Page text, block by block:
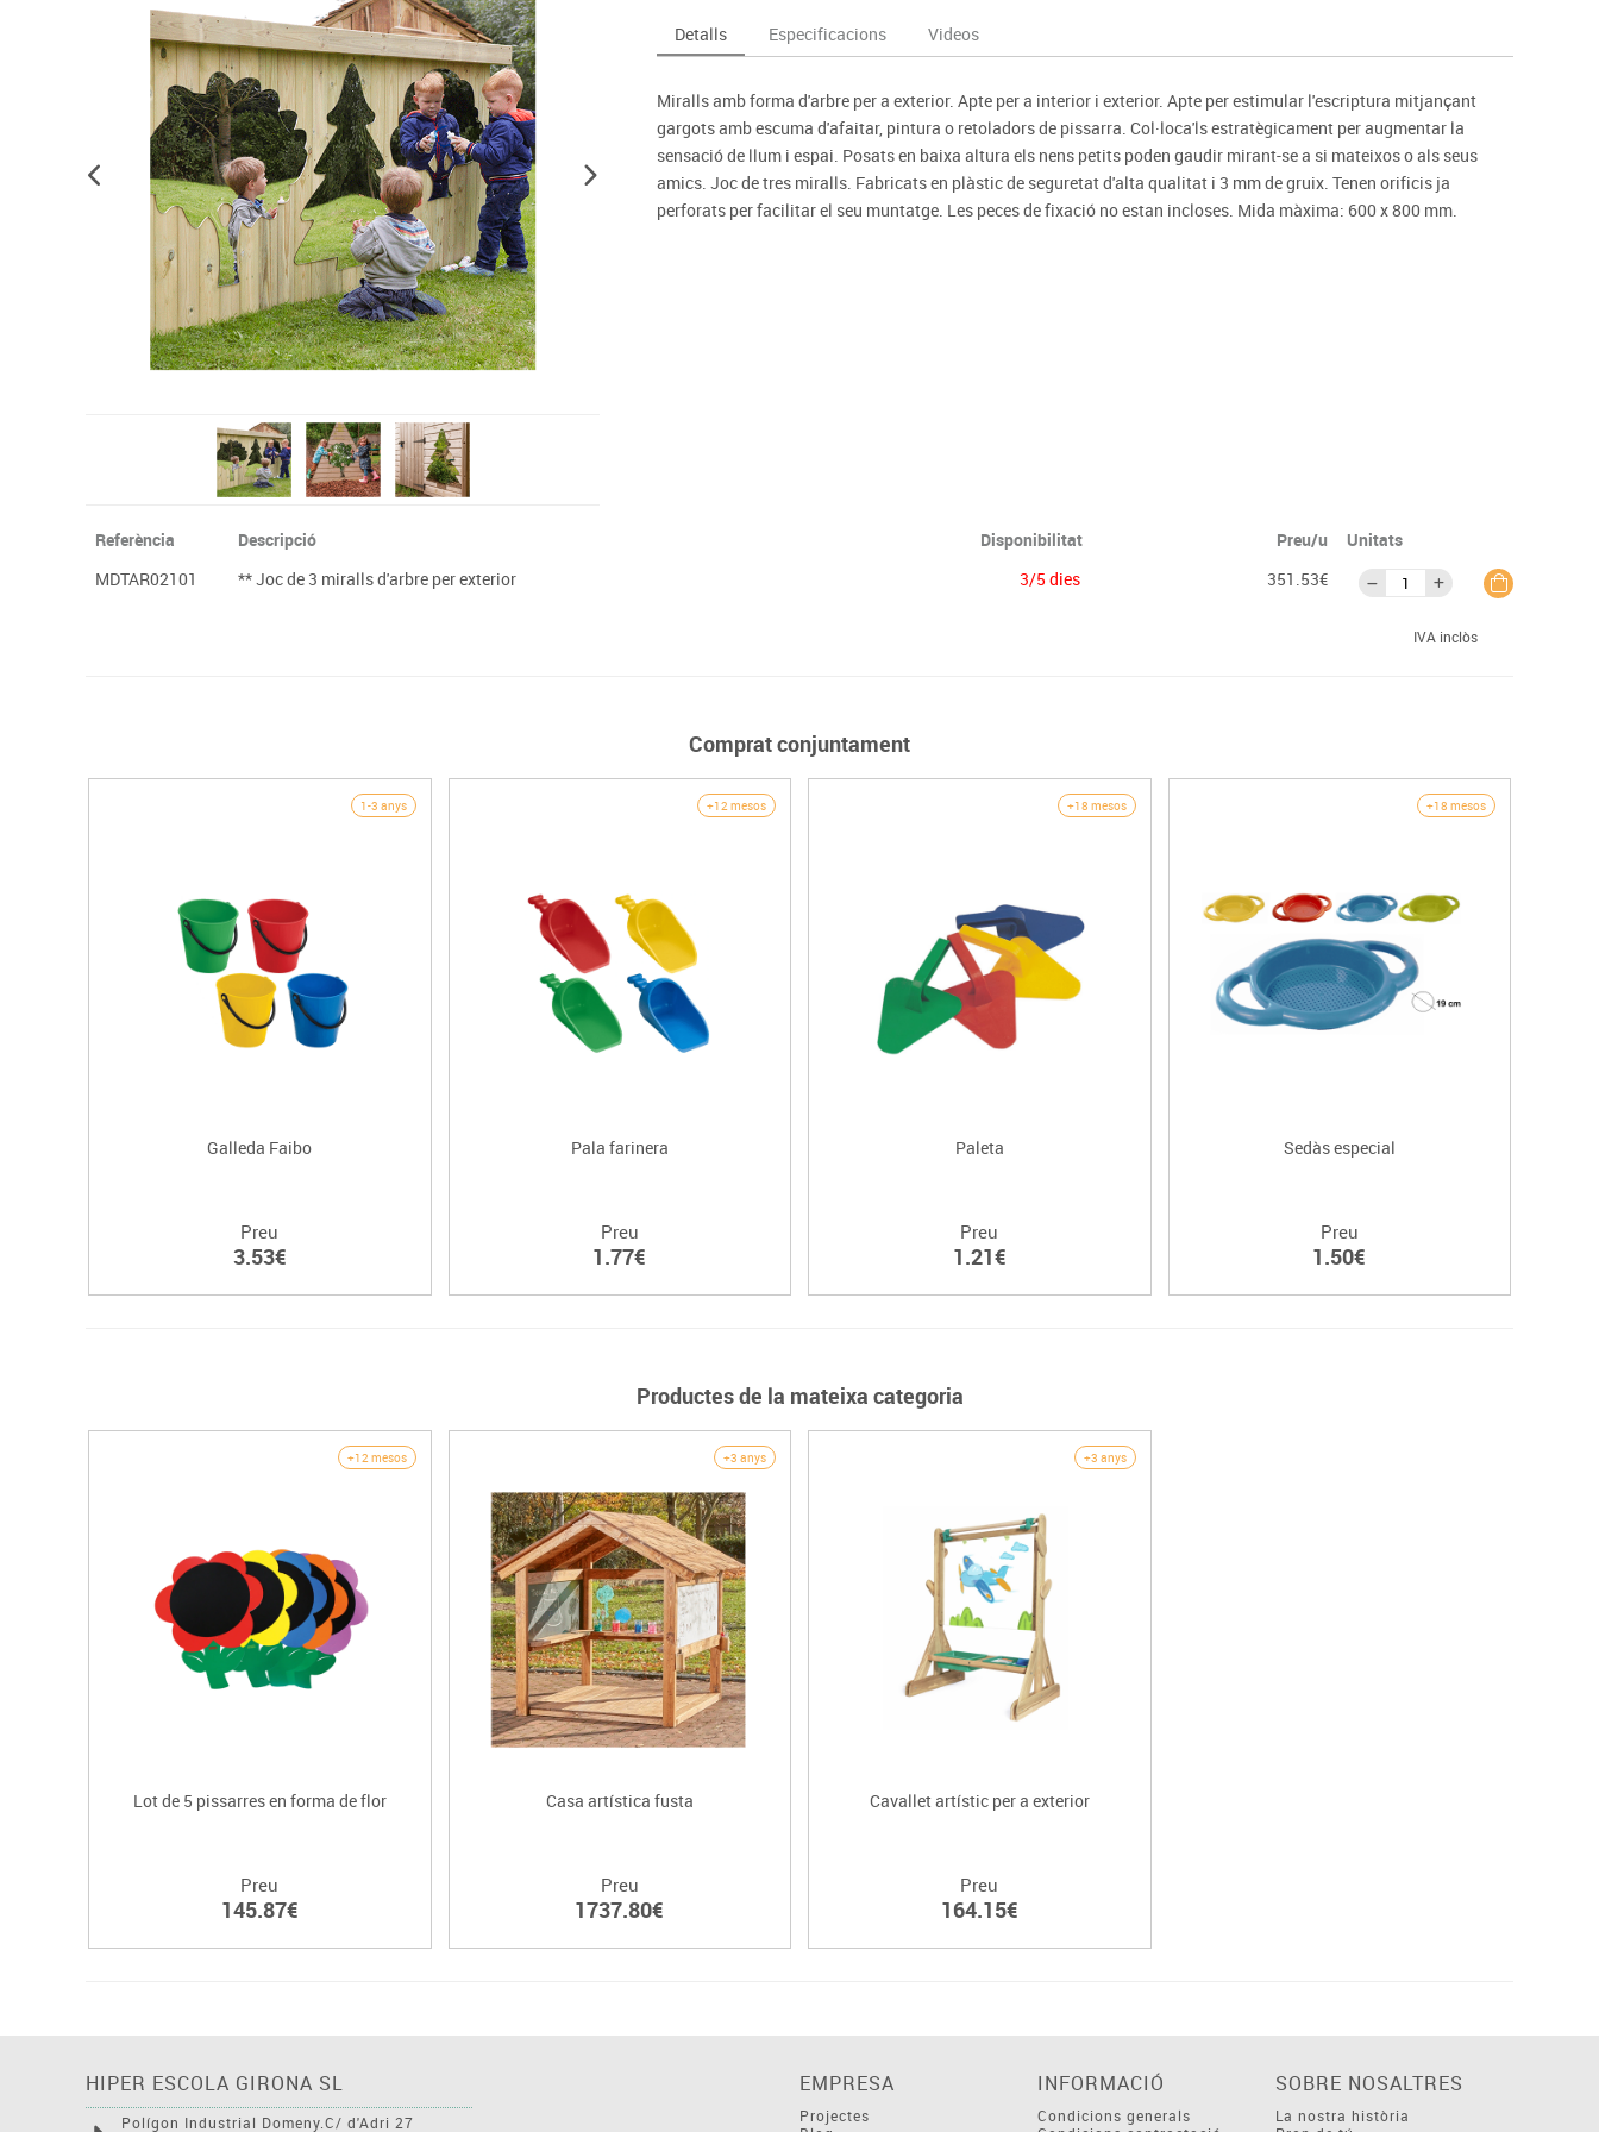
Complements d'oficina
Plastificació, enquadernació i destrucció
Informàtica
Higiene
Dibuix tècnic i artístic
Material escolar
Construccions
Espais exteriors
Psicomotricitat
Jocs simbòlics
Música
Matemàtiques
Ciències
Mobiliari tecnològic
Monitors interactius
Videoprojecció
Taules escolars, abatibles i polivalents
Penjadors, prestatges i taquilles
Cadires, bancs i tamborets
Entrenament
Foam
Esports raqueta
Gimnàstica rítmica
Detalls Especificacions Videos
Miralls amb forma d'arbre per a exterior. Apte per a interior i exterior. Apte per estimular l'escriptura mitjançant
gargots amb escuma d'afaitar, pintura o retoladors de pissarra. Col·loca'ls estratègicament per augmentar la
sensació de llum i espai. Posats en baixa altura els nens petits poden gaudir mirant-se a si mateixos o als seus
amics. Joc de tres miralls. Fabricats en plàstic de seguretat d'alta qualitat i 3 mm de gruix. Tenen orificis ja
perforats per facilitar el seu muntatge. Les peces de fixació no estan incloses. Mida màxima: 600 x 800 mm.
Referència Descripció Disponibilitat Preu/u
Unitats
MDTAR02101
** Joc de 3 miralls d'arbre per exterior 3/5 dies 351.53€
IVA inclòs
Comprat conjuntament
1-3 anys
Galleda Faibo
Preu
3.53€
+12 mesos
Pala farinera
Preu
1.77€
+18 mesos
Paleta
Preu
1.21€
+18 mesos
Sedàs especial
Preu
1.50€
Productes de la mateixa categoria
+12 mesos
Lot de 5 pissarres en forma de flor
Preu
145.87€
+3 anys
Casa artística fusta
Preu
1737.80€
+3 anys
Cavallet artístic per a exterior
Preu
164.15€
HIPER ESCOLA GIRONA SL
Polígon Industrial Domeny.C/ d'Adri 27
EMPRESA
Projectes
INFORMACIÓ
Condicions generals
SOBRE NOSALTRES
La nostra història